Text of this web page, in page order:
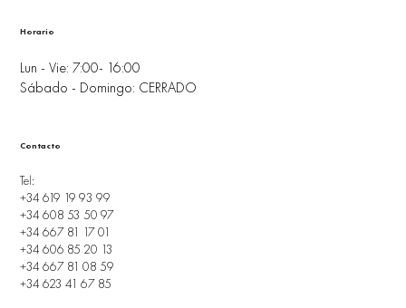
Lun - Vie: 7:00- 16:00
Sábado - Domingo: CERRADO
Horario
Tel:
+34 619 19 93 99
+34 608 53 50 97
+34 667 81 17 01
+34 606 85 20 13
+34 667 81 08 59
+34 623 41 67 85
Contacto